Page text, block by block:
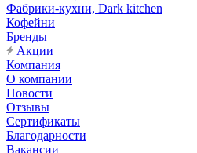
Фабрики-кухни, Dark kitchen
Кофейни
Бренды
Акции
Компания
О компании
Новости
Отзывы
Сертификаты
Благодарности
Вакансии